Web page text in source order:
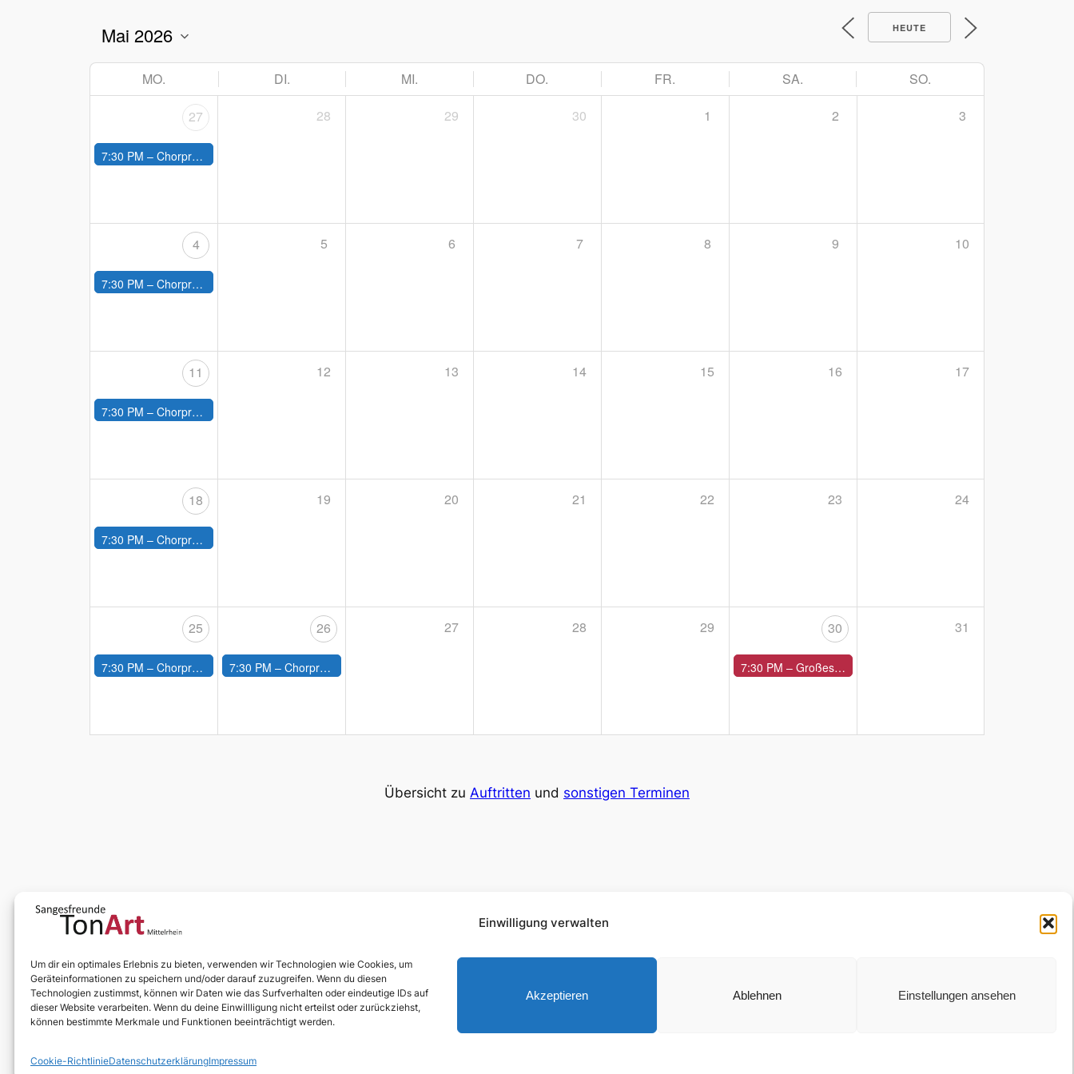
Einwilligung verwalten
Um dir ein optimales Erlebnis zu bieten, verwenden wir Technologien wie Cookies, um
Geräteinformationen zu speichern und/oder darauf zuzugreifen. Wenn du diesen
Technologien zustimmst, können wir Daten wie das Surfverhalten oder eindeutige IDs auf
dieser Website verarbeiten. Wenn du deine Einwillligung nicht erteilst oder zurückziehst,
können bestimmte Merkmale und Funktionen beeinträchtigt werden.
Akzeptieren Ablehnen Einstellungen ansehen
Cookie-RichtlinieDatenschutzerklärungImpressum
HEUTE
MO. DI. MI. DO. FR. SA. SO.
27
7:30 PM – Chorprobe
28 29 30 1 2 3
4
7:30 PM – Chorprobe
5 6 7 8 9 10
11
7:30 PM – Chorprobe
12 13 14 15 16 17
18
7:30 PM – Chorprobe
19 20 21 22 23 24
25
7:30 PM – Chorprobe
26
7:30 PM – Chorprobe
27 28 29 30
7:30 PM – Großes Konzert mit Freunden
31
Übersicht zu Auftritten und sonstigen Terminen
mittelrhein.de
NewsChor Medien Dialog Mitglieder